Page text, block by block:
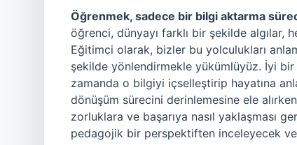
Öğrenmek, sadece bir bilgi aktarma
öğrenci, dünyayı farklı bir şekilde algılar,
Eğitimci olarak, bizler bu yolculukları
şekilde yönlendirmekle yükümlüyüz. İyi bir
zamanda o bilgiyi içselleştirip hayatına
dönüşüm sürecini derinlemesine ele
zorluklara ve başarıya nasıl yaklaşması
pedagojik bir perspektiften inceleyecek ve